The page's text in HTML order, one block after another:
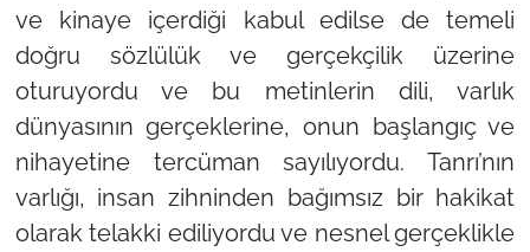
ve kinaye içerdiği kabul edilse de temeli
doğru sözlülük ve gerçekçilik üzerine
oturuyordu ve bu metinlerin dili, varlık
dünyasının gerçeklerine, onun başlangıç ve
nihayetine tercüman sayılıyordu. Tanrı’nın
varlığı, insan zihninden bağımsız bir hakikat
olarak telakki ediliyordu ve nesnel gerçeklikle